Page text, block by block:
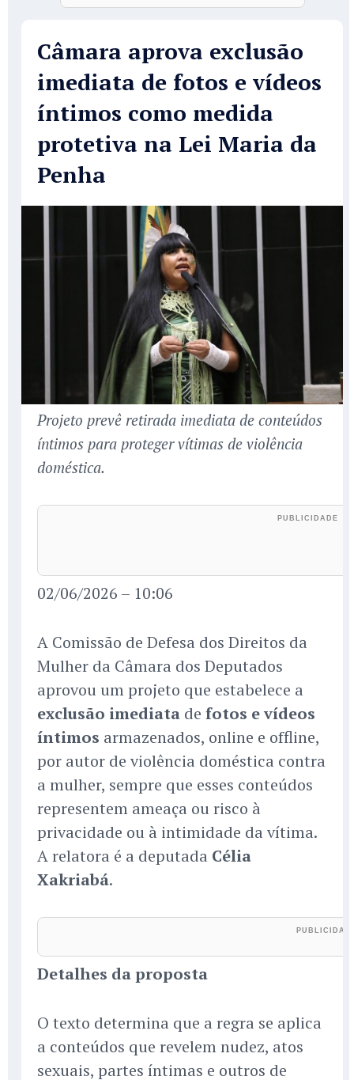
Câmara aprova exclusão
imediata de fotos e vídeos
íntimos como medida
protetiva na Lei Maria da
Penha
Projeto prevê retirada imediata de conteúdos
íntimos para proteger vítimas de violência
doméstica.
02/06/2026 – 10:06
A Comissão de Defesa dos Direitos da
Mulher da Câmara dos Deputados
aprovou um projeto que estabelece a
exclusão imediata de fotos e vídeos
íntimos armazenados, online e offline,
por autor de violência doméstica contra
a mulher, sempre que esses conteúdos
representem ameaça ou risco à
privacidade ou à intimidade da vítima.
A relatora é a deputada Célia
Xakriabá.
Detalhes da proposta
O texto determina que a regra se aplica
a conteúdos que revelem nudez, atos
sexuais, partes íntimas e outros de